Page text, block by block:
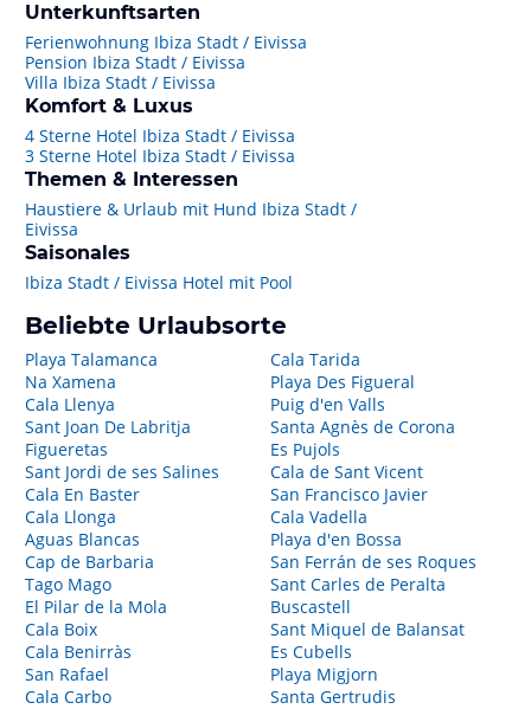
Unterkunftsarten
Ferienwohnung Ibiza Stadt / Eivissa
Pension Ibiza Stadt / Eivissa
Villa Ibiza Stadt / Eivissa
Komfort & Luxus
4 Sterne Hotel Ibiza Stadt / Eivissa
3 Sterne Hotel Ibiza Stadt / Eivissa
Themen & Interessen
Haustiere & Urlaub mit Hund Ibiza Stadt /
Eivissa
Saisonales
Ibiza Stadt / Eivissa Hotel mit Pool
Beliebte Urlaubsorte
Playa Talamanca
Na Xamena
Cala Llenya
Sant Joan De Labritja
Figueretas
Sant Jordi de ses Salines
Cala En Baster
Cala Llonga
Aguas Blancas
Cap de Barbaria
Tago Mago
El Pilar de la Mola
Cala Boix
Cala Benirràs
San Rafael
Cala Carbo
Cala Tarida
Playa Des Figueral
Puig d'en Valls
Santa Agnès de Corona
Es Pujols
Cala de Sant Vicent
San Francisco Javier
Cala Vadella
Playa d'en Bossa
San Ferrán de ses Roques
Sant Carles de Peralta
Buscastell
Sant Miquel de Balansat
Es Cubells
Playa Migjorn
Santa Gertrudis